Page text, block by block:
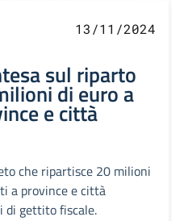
13/11/2024
sul riparto
di euro a
e città
che ripartisce 20 milioni
a province e città
di gettito fiscale.